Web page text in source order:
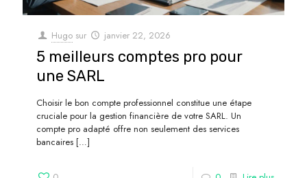
Hugo sur janvier 22, 2026
5 meilleurs comptes pro pour
une SARL
Choisir le bon compte professionnel constitue une étape
cruciale pour la gestion financière de votre SARL. Un
compte pro adapté offre non seulement des services
bancaires […]